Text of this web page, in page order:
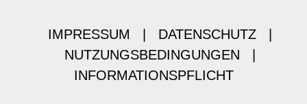
IMPRESSUM DATENSCHUTZ
NUTZUNGSBEDINGUNGEN
INFORMATIONSPFLICHT